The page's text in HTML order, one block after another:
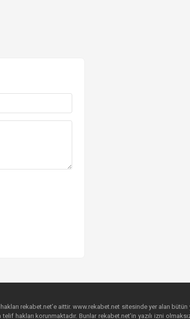
rekabet.net’e aittir. www.rekabet.net sitesinde yer alan bütün
hakları korunmaktadır. Bunlar rekabet.net’in yazılı izni